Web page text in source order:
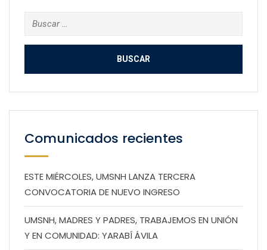
Buscar:
Comunicados recientes
ESTE MIÉRCOLES, UMSNH LANZA TERCERA
CONVOCATORIA DE NUEVO INGRESO
UMSNH, MADRES Y PADRES, TRABAJEMOS EN UNIÓN
Y EN COMUNIDAD: YARABÍ ÁVILA